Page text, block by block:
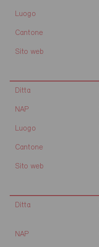
Luogo
Cantone
Sito web
Ditta
NAP
Luogo
Cantone
Sito web
Ditta
NAP